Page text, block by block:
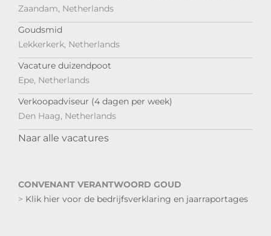
Zaandam, Netherlands
Goudsmid
Lekkerkerk, Netherlands
Vacature duizendpoot
Epe, Netherlands
Verkoopadviseur (4 dagen per week)
Den Haag, Netherlands
Naar alle vacatures
CONVENANT VERANTWOORD GOUD
> Klik hier voor de bedrijfsverklaring en jaarraportages